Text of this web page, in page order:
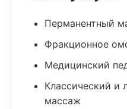
Перманентный
Фракционное
Медицинский
Классический и
массаж